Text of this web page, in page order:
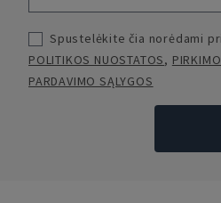
Spustelėkite čia norėdami
POLITIKOS NUOSTATOS,
PARDAVIMO SĄLYGOS